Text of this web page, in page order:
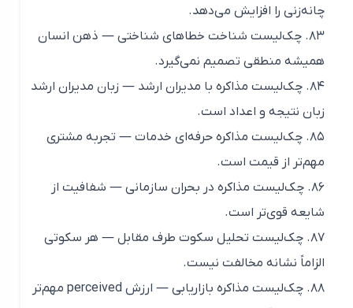
چانه‌زنی را افزایش می‌دهد.
۸۳. چک‌لیست شناخت خطاهای شناختی — ذهن انسان
همیشه منطقی تصمیم نمی‌گیرد.
۸۴. چک‌لیست مذاکره با مدیران ارشد — زبان مدیران ارشد
زبان نتیجه و اعداد است.
۸۵. چک‌لیست مذاکره حرفه‌ای خدمات — تجربه مشتری
مهم‌تر از قیمت است.
۸۶. چک‌لیست مذاکره در بحران سازمانی — شفافیت از
شایعه قوی‌تر است.
۸۷. چک‌لیست تحلیل سکوت طرف مقابل — هر سکوتی
الزاماً نشانه مخالفت نیست.
۸۸. چک‌لیست مذاکره بازاریابی — ارزش perceived مهم‌تر